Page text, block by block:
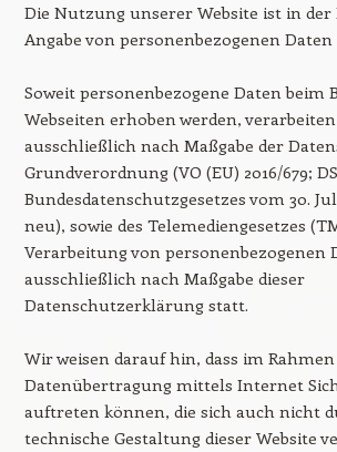
Die Nutzung unserer Website ist in der
Angabe von personenbezogenen
Soweit personenbezogene Daten beim
Webseiten erhoben werden,
ausschließlich nach Maßgabe der
Grundverordnung (VO (EU) 2016/679;
Bundesdatenschutzgesetzes vom 30. Juli
neu), sowie des Telemediengesetzes
Verarbeitung von personenbezogenen
ausschließlich nach Maßgabe dieser
Datenschutzerklärung statt.
Wir weisen darauf hin, dass im
Datenübertragung mittels Internet
auftreten können, die sich auch nicht
technische Gestaltung dieser Website